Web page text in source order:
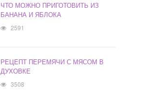
ЧТО МОЖНО ПРИГОТОВИТЬ ИЗ
БАНАНА И ЯБЛОКА
2591
РЕЦЕПТ ПЕРЕМЯЧИ С МЯСОМ В
ДУХОВКЕ
3508